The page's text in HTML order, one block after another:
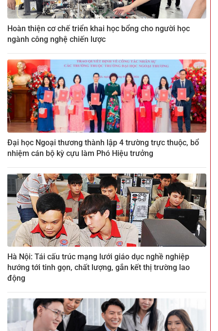
Hoàn thiện cơ chế triển khai học bổng cho người học
ngành công nghệ chiến lược
Đại học Ngoại thương thành lập 4 trường trực thuộc, bổ
nhiệm cán bộ kỳ cựu làm Phó Hiệu trưởng
Hà Nội: Tái cấu trúc mạng lưới giáo dục nghề nghiệp
hướng tới tinh gọn, chất lượng, gắn kết thị trường lao
động